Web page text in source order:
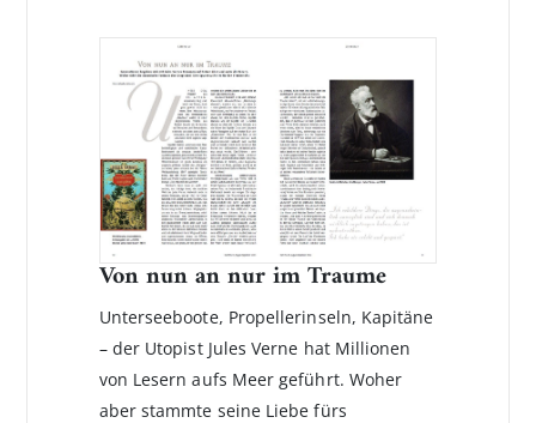
Von nun an nur im Traume
Unterseeboote, Propellerinseln, Kapitäne
– der Utopist Jules Verne hat Millionen
von Lesern aufs Meer geführt. Woher
aber stammte seine Liebe fürs